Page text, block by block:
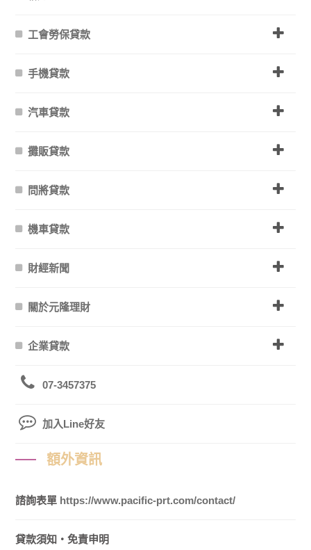
工會勞保貸款
手機貸款
汽車貸款
攤販貸款
問將貸款
機車貸款
財經新聞
關於元隆理財
企業貸款
07-3457375
加入Line好友
額外資訊
諮詢表單 https://www.pacific-prt.com/contact/
貸款須知・免責申明